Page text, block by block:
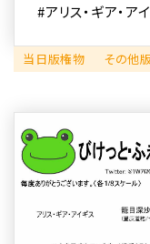
#アリス・ギア・ア
当日版権物 その他